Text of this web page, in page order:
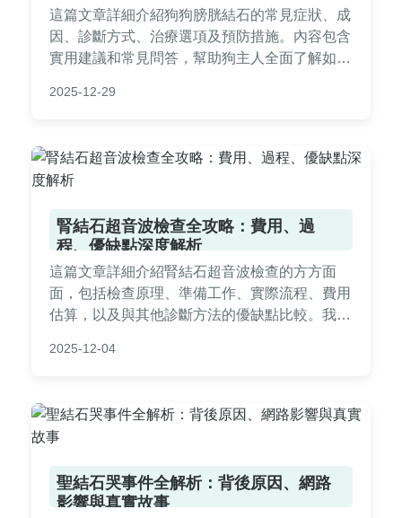
這篇文章詳細介紹狗狗膀胱結石的常見症狀、成
因、診斷方式、治療選項及預防措施。內容包含
實用建議和常見問答，幫助狗主人全面了解如何
擇，提供完整指南。
2025-12-29
腎結石超音波檢查全攻略：費用、過
程、優缺點深度解析
這篇文章詳細介紹腎結石超音波檢查的方方面
面，包括檢查原理、準備工作、實際流程、費用
估算，以及與其他診斷方法的優缺點比較。我們
議，幫助您從預約到報告解讀都能安心應對。無
的疑問。
2025-12-04
聖結石哭事件全解析：背後原因、網路
影響與真實故事